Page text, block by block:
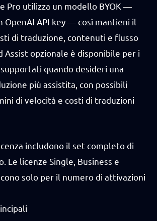
Pro utilizza un modello BYOK —
OpenAI API key — così mantieni il
di traduzione, contenuti e flusso
Assist opzionale è disponibile per i
quando desideri una
più assistita, con possibili
di velocità e costi di traduzioni
includono il set completo di
Le licenze Single, Business e
solo per il numero di attivazioni